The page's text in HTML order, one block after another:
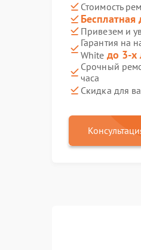
Стоимость
Бесплатная
Привезем и
Гарантия на
White до 3-х
Срочный
часа
Скидка для